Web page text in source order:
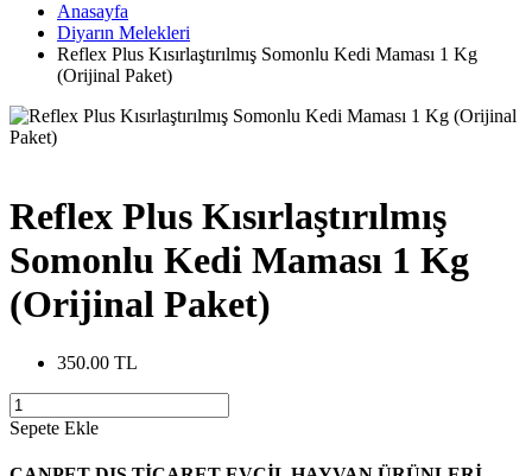
Anasayfa
Diyarın Melekleri
Reflex Plus Kısırlaştırılmış Somonlu Kedi Maması 1 Kg
(Orijinal Paket)
Reflex Plus Kısırlaştırılmış
Somonlu Kedi Maması 1 Kg
(Orijinal Paket)
350.00 TL
Sepete Ekle